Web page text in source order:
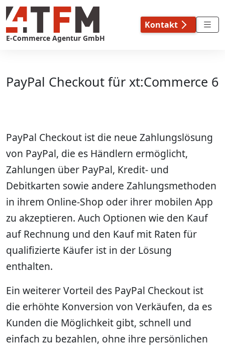
Skip
to
content
E-Commerce Agentur GmbH
Kontakt
PayPal Checkout für xt:Commerce 6
PayPal Checkout ist die neue Zahlungslösung
von PayPal, die es Händlern ermöglicht,
Zahlungen über PayPal, Kredit- und
Debitkarten sowie andere Zahlungsmethoden
in ihrem Online-Shop oder ihrer mobilen App
zu akzeptieren. Auch Optionen wie den Kauf
auf Rechnung und den Kauf mit Raten für
qualifizierte Käufer ist in der Lösung
enthalten.
Ein weiterer Vorteil des PayPal Checkout ist
die erhöhte Konversion von Verkäufen, da es
Kunden die Möglichkeit gibt, schnell und
einfach zu bezahlen, ohne ihre persönlichen